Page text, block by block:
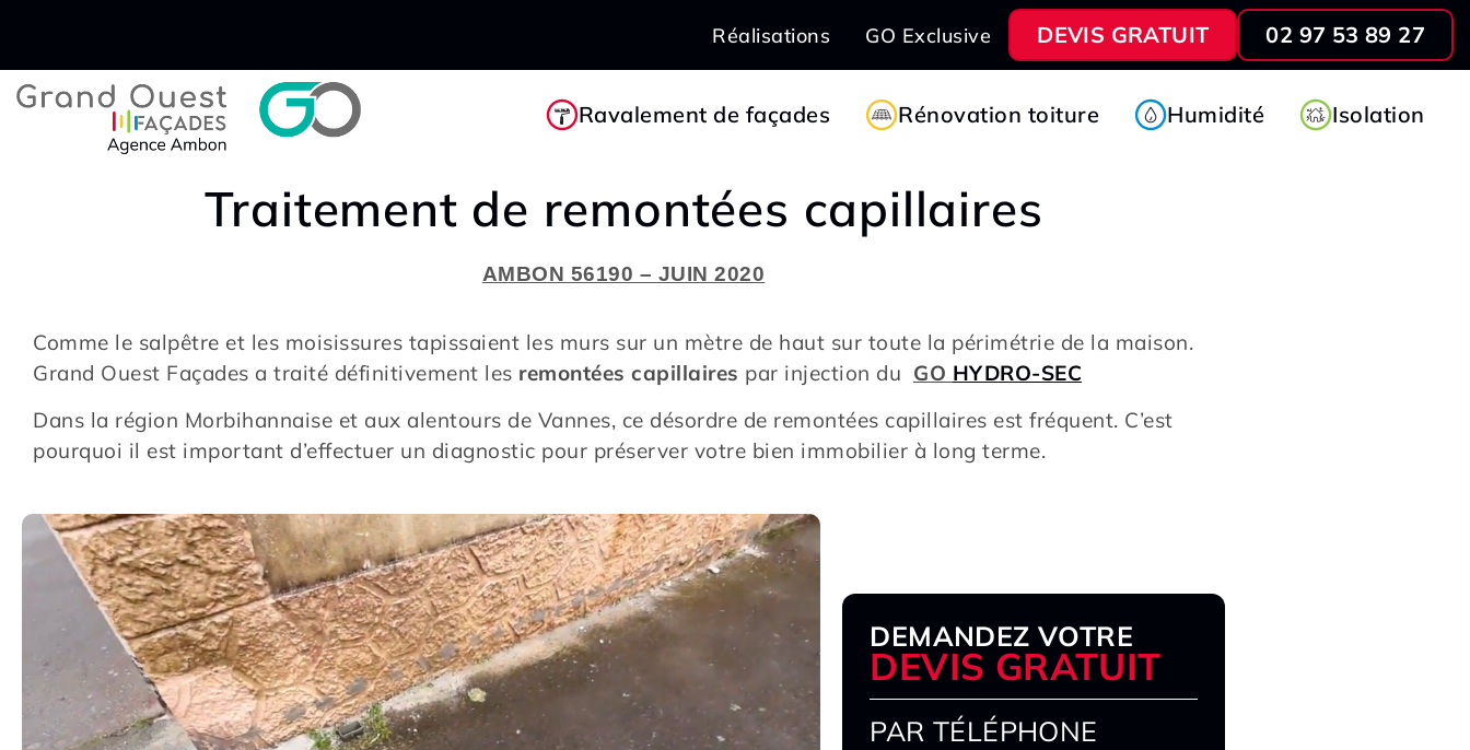
Réalisations GO Exclusive DEVIS GRATUIT 02 97 53 89 27
Ravalement de façades Rénovation toiture Humidité Isolation
Traitement de remontées capillaires
AMBON 56190 – JUIN 2020
Comme le salpêtre et les moisissures tapissaient les murs sur un mètre de haut sur toute la périmétrie de la maison.
Grand Ouest Façades a traité définitivement les remontées capillaires par injection du GO HYDRO-SEC
Dans la région Morbihannaise et aux alentours de Vannes, ce désordre de remontées capillaires est fréquent. C’est
pourquoi il est important d’effectuer un diagnostic pour préserver votre bien immobilier à long terme.
DEMANDEZ VOTRE
DEVIS GRATUIT
PAR TÉLÉPHONE